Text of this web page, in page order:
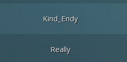
Kind_Endy
Really